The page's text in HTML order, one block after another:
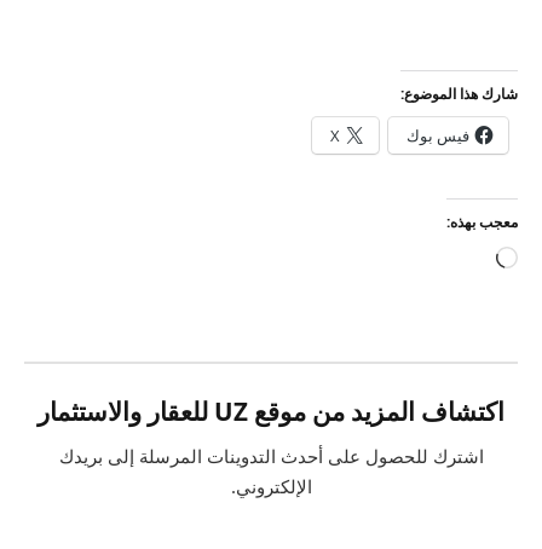
شارك هذا الموضوع:
فيس بوك X
معجب بهذه:
جاري
اكتشاف المزيد من موقع UZ للعقار والاستثمار
اشترك للحصول على أحدث التدوينات المرسلة إلى بريدك
الإلكتروني.